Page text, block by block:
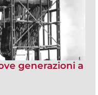
generazioni a